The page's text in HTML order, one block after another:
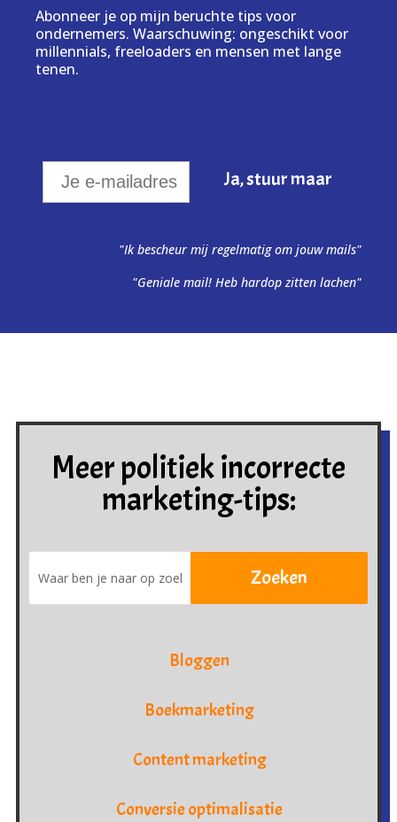
Abonneer je op mijn beruchte tips voor
ondernemers. Waarschuwing: ongeschikt voor
millennials, freeloaders en mensen met lange
tenen.
"Ik bescheur mij regelmatig om jouw mails"
"Geniale mail! Heb hardop zitten lachen"
Meer politiek incorrecte
marketing-tips:
Bloggen
Boekmarketing
Content marketing
Conversie optimalisatie